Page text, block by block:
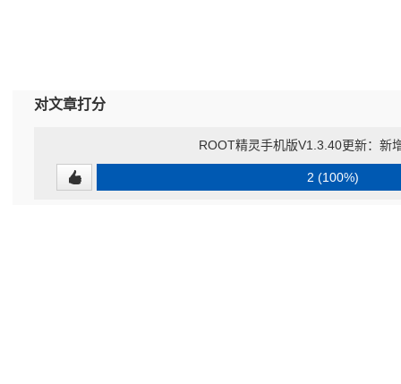
对文章打分
ROOT精灵手机版V1.3.40更新：新
2 (100%)